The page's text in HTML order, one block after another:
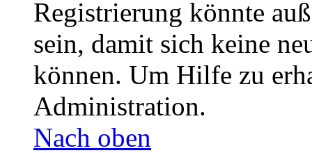
Registrierung könnte
sein, damit sich keine
können. Um Hilfe zu
Administration.
Nach oben